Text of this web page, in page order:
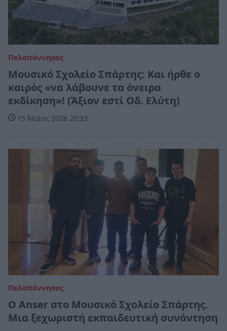
Πελοπόννησος
Μουσικό Σχολείο Σπάρτης: Και ήρθε ο
καιρός «να λάβουνε τα όνειρα
εκδίκηση»! (Άξιον εστί Οδ. Ελύτη)
15 Μαϊος 2026 20:33
Πελοπόννησος
Ο Anser στο Μουσικό Σχολείο Σπάρτης.
Μια ξεχωριστή εκπαιδευτική συνάντηση